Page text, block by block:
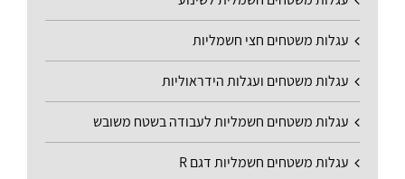
עגלות משטחים חצי חשמליות
עגלות משטחים ועגלות הידראוליות
עגלות משטחים חשמליות לעבודה בשטח משובש
עגלות משטחים חשמליות דגם R